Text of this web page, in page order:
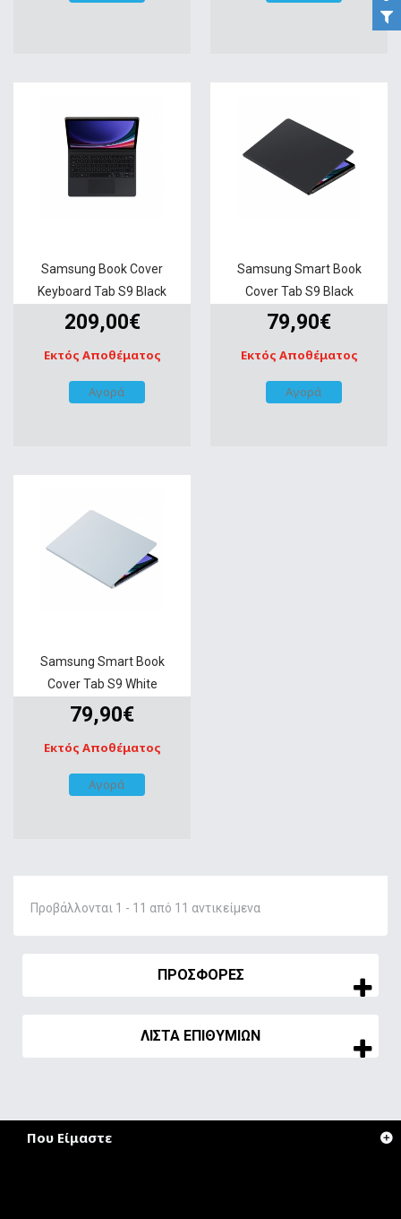
Samsung Book Cover
Keyboard Tab S9 Black
209,00€
Εκτός Αποθέματος
Αγορά
Samsung Smart Book
Cover Tab S9 Black
79,90€
Εκτός Αποθέματος
Αγορά
Samsung Smart Book
Cover Tab S9 White
79,90€
Εκτός Αποθέματος
Αγορά
Προβάλλονται 1 - 11 από 11 αντικείμενα
ΠΡΟΣΦΟΡΈΣ
ΛΊΣΤΑ ΕΠΙΘΥΜΙΏΝ
Που Είμαστε